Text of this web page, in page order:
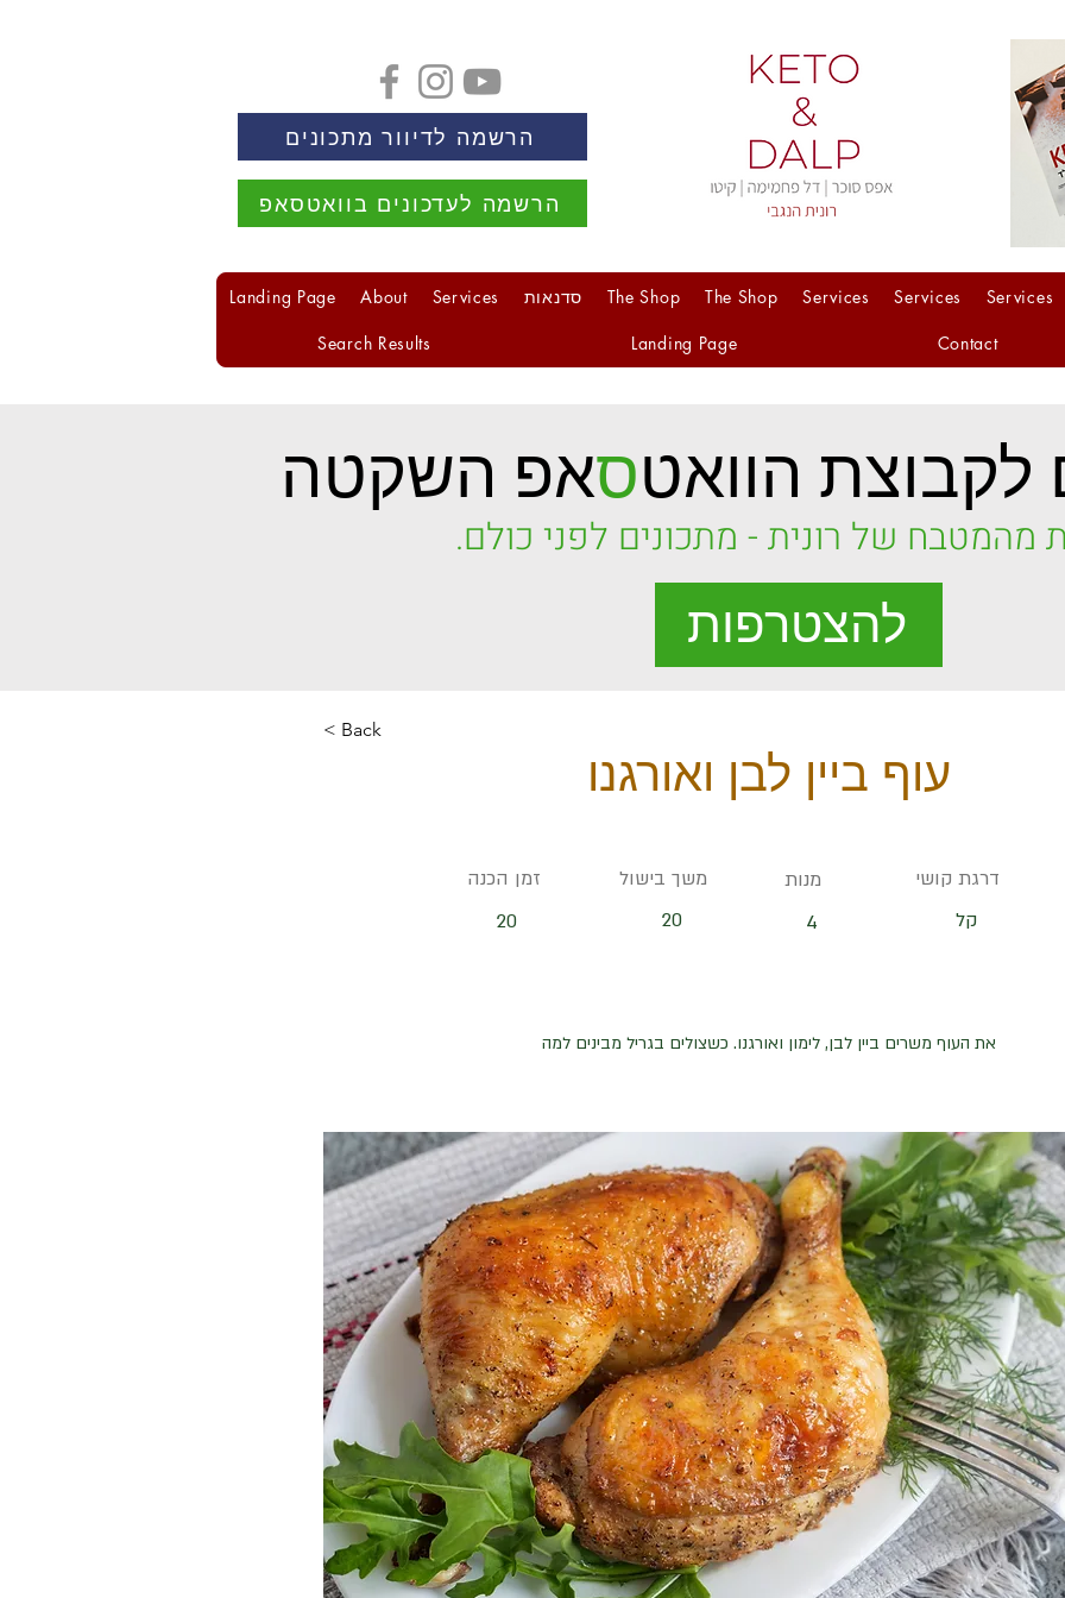
הרשמה לדיוור מתכונים
הרשמה לעדכונים בוואטסאפ
Services
Services
Services
The Shop
The Shop סדנאות Services
About
Landing Page
Contact
Landing Page
Search Results
הוואטסאפ השקטה
מהמטבח של רונית - מתכונים לפני כולם.
להצטרפות
< Back
עוף ביין לבן ואורגנו
זמן הכנה
20
משך בישול
20
מנות
4
דרגת קושי
קל
את העוף משרים ביין לבן, לימון ואורגנו. כשצולים בגריל מבינים למה